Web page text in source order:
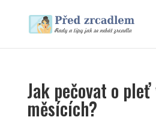
Jak pečovat o
měsících?